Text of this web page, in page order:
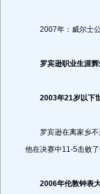
2007年：威尔士
罗宾逊职业生涯辉
2003年21岁以下
罗宾逊在离家乡不
他在决赛中11-5击败了
2006年伦敦钟表